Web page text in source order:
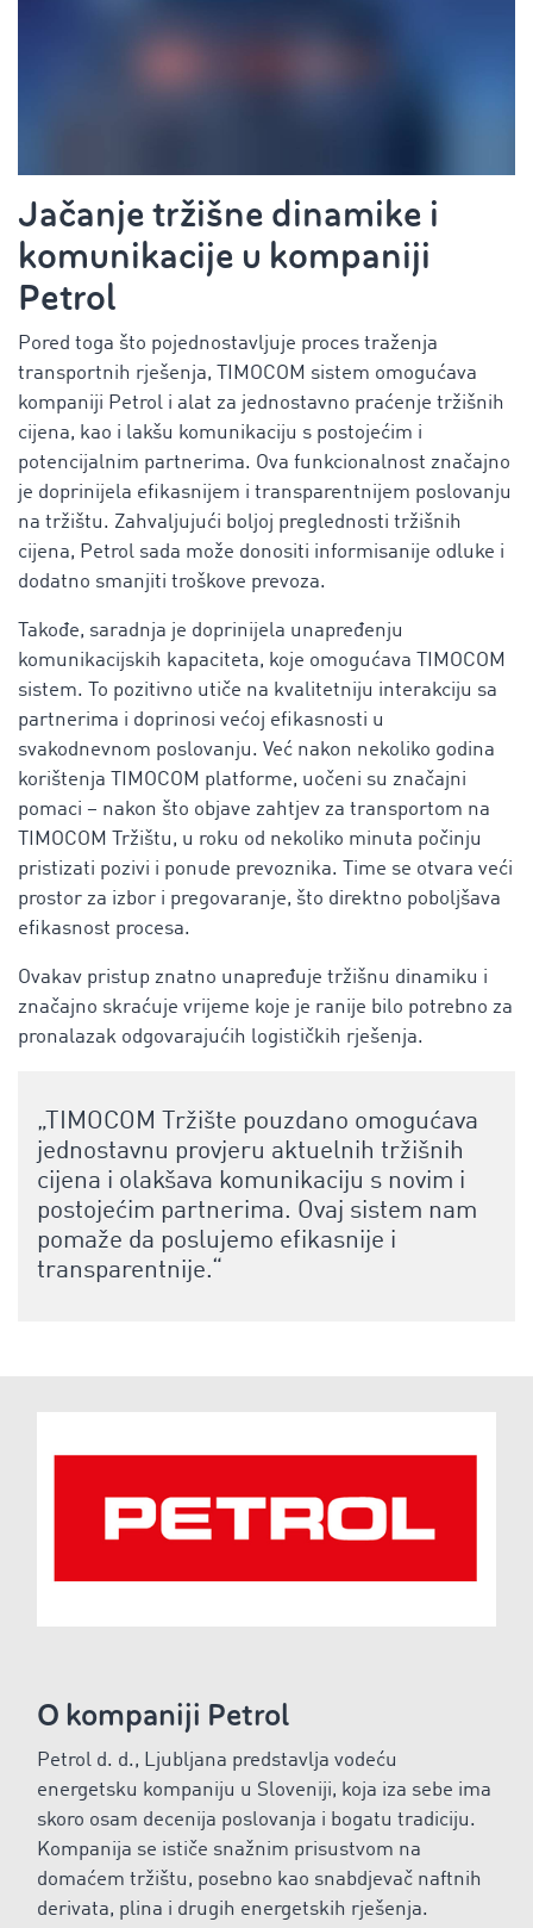
Jačanje tržišne dinamike i
komunikacije u kompaniji
Petrol
Pored toga što pojednostavljuje proces traženja
transportnih rješenja, TIMOCOM sistem omogućava
kompaniji Petrol i alat za jednostavno praćenje tržišnih
cijena, kao i lakšu komunikaciju s postojećim i
potencijalnim partnerima. Ova funkcionalnost značajno
je doprinijela efikasnijem i transparentnijem poslovanju
na tržištu. Zahvaljujući boljoj preglednosti tržišnih
cijena, Petrol sada može donositi informisanije odluke i
dodatno smanjiti troškove prevoza.
Takođe, saradnja je doprinijela unapređenju
komunikacijskih kapaciteta, koje omogućava TIMOCOM
sistem. To pozitivno utiče na kvalitetniju interakciju sa
partnerima i doprinosi većoj efikasnosti u
svakodnevnom poslovanju. Već nakon nekoliko godina
korištenja TIMOCOM platforme, uočeni su značajni
pomaci – nakon što objave zahtjev za transportom na
TIMOCOM Tržištu, u roku od nekoliko minuta počinju
pristizati pozivi i ponude prevoznika. Time se otvara veći
prostor za izbor i pregovaranje, što direktno poboljšava
efikasnost procesa.
Ovakav pristup znatno unapređuje tržišnu dinamiku i
značajno skraćuje vrijeme koje je ranije bilo potrebno za
pronalazak odgovarajućih logističkih rješenja.
„TIMOCOM Tržište pouzdano omogućava
jednostavnu provjeru aktuelnih tržišnih
cijena i olakšava komunikaciju s novim i
postojećim partnerima. Ovaj sistem nam
pomaže da poslujemo efikasnije i
transparentnije.“
O kompaniji Petrol
Petrol d. d., Ljubljana predstavlja vodeću
energetsku kompaniju u Sloveniji, koja iza sebe ima
skoro osam decenija poslovanja i bogatu tradiciju.
Kompanija se ističe snažnim prisustvom na
domaćem tržištu, posebno kao snabdjevač naftnih
derivata, plina i drugih energetskih rješenja.